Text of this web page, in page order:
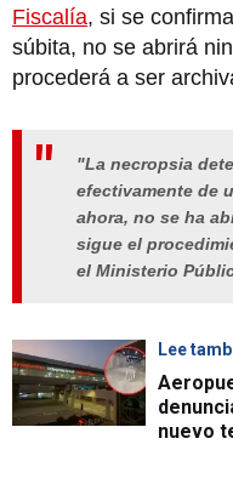
Fiscalía, si se
súbita, no se abrirá
procederá a ser
"La necropsia
efectivamente de
ahora, no se ha
sigue el
el Ministerio
Lee
nuevo